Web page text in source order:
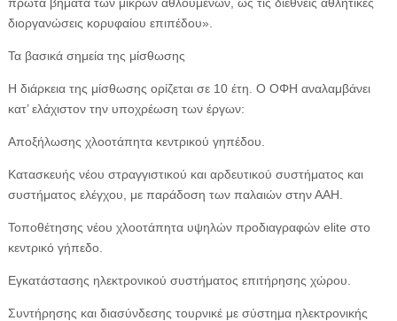
διοργανώσεις κορυφαίου επιπέδου».
Τα βασικά σημεία της μίσθωσης
Η διάρκεια της μίσθωσης ορίζεται σε 10 έτη. Ο ΟΦΗ αναλαμβάνει
κατ’ ελάχιστον την υποχρέωση των έργων:
Αποξήλωσης χλοοτάπητα κεντρικού γηπέδου.
Κατασκευής νέου στραγγιστικού και αρδευτικού συστήματος και
συστήματος ελέγχου, με παράδοση των παλαιών στην ΑΑΗ.
Τοποθέτησης νέου χλοοτάπητα υψηλών προδιαγραφών elite στο
κεντρικό γήπεδο.
Εγκατάστασης ηλεκτρονικού συστήματος επιτήρησης χώρου.
Συντήρησης και διασύνδεσης τουρνικέ με σύστημα ηλεκτρονικής